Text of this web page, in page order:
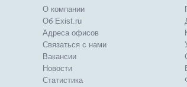
О компании
Об Exist.ru
Адреса офисов
Связаться с нами
Вакансии
Новости
Статистика